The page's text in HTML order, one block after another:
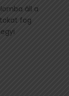
áll a
fog